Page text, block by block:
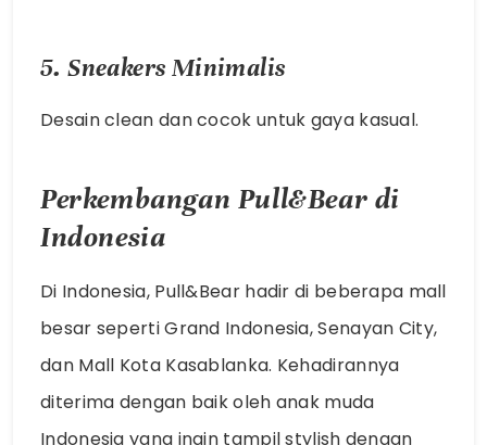
5. Sneakers Minimalis
Desain clean dan cocok untuk gaya kasual.
Perkembangan Pull&Bear di
Indonesia
Di Indonesia, Pull&Bear hadir di beberapa mall
besar seperti Grand Indonesia, Senayan City,
dan Mall Kota Kasablanka. Kehadirannya
diterima dengan baik oleh anak muda
Indonesia yang ingin tampil stylish dengan